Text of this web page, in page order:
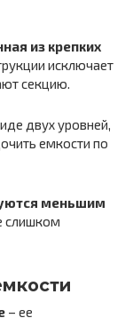
из крепких
исключает
секцию.
двух уровней,
емкости по
меньшим
слишком
– ее